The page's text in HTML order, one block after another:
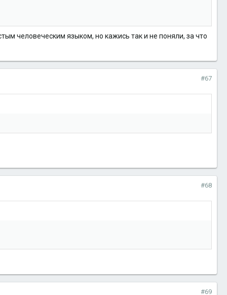
человеческим языком, но кажись так и не поняли, за что
#67
#68
#69